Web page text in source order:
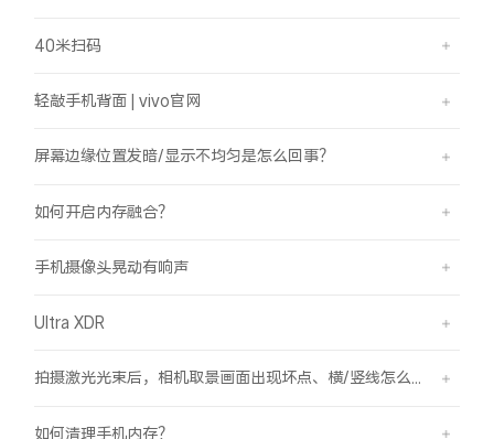
40米扫码
轻敲手机背面 | vivo官网
屏幕边缘位置发暗/显示不均匀是怎么回事？
如何开启内存融合？
手机摄像头晃动有响声
Ultra XDR
拍摄激光光束后，相机取景画面出现坏点、横/竖线怎么办？
如何清理手机内存？